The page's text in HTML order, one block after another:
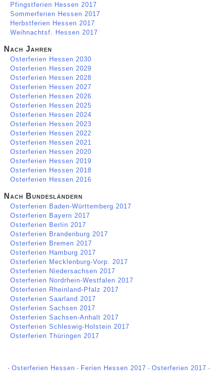
Pfingstferien Hessen 2017
Sommerferien Hessen 2017
Herbstferien Hessen 2017
Weihnachtsf. Hessen 2017
Nach Jahren
Osterferien Hessen 2030
Osterferien Hessen 2029
Osterferien Hessen 2028
Osterferien Hessen 2027
Osterferien Hessen 2026
Osterferien Hessen 2025
Osterferien Hessen 2024
Osterferien Hessen 2023
Osterferien Hessen 2022
Osterferien Hessen 2021
Osterferien Hessen 2020
Osterferien Hessen 2019
Osterferien Hessen 2018
Osterferien Hessen 2016
Nach Bundesländern
Osterferien Baden-Württemberg 2017
Osterferien Bayern 2017
Osterferien Berlin 2017
Osterferien Brandenburg 2017
Osterferien Bremen 2017
Osterferien Hamburg 2017
Osterferien Mecklenburg-Vorp. 2017
Osterferien Niedersachsen 2017
Osterferien Nordrhein-Westfalen 2017
Osterferien Rheinland-Pfalz 2017
Osterferien Saarland 2017
Osterferien Sachsen 2017
Osterferien Sachsen-Anhalt 2017
Osterferien Schleswig-Holstein 2017
Osterferien Thüringen 2017
∙ Osterferien Hessen ∙ Ferien Hessen 2017 ∙ Osterferien 2017 ∙